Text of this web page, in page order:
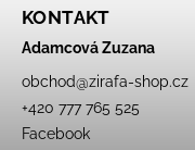
KONTAKT
Adamcová Zuzana
obchod@zirafa-shop.cz
+420 777 765 525
Facebook